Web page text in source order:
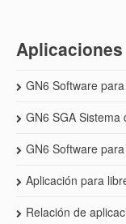
GN6 Software
GN6 SGA Sistema
GN6 Software
Aplicación para
Relación de